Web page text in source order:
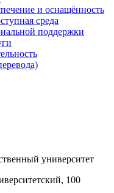
и оснащённость
среда
поддержки
университет
100